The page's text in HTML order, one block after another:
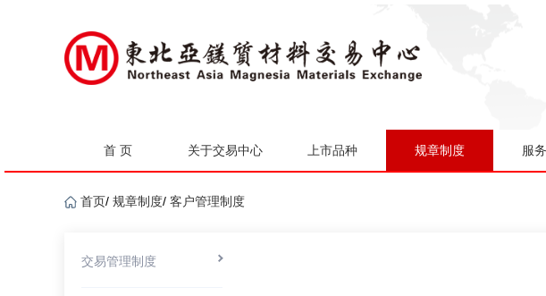
首 页 关于交易中心 上市品种 规章制度 服
首页/ 规章制度/ 客户管理制度
交易管理制度